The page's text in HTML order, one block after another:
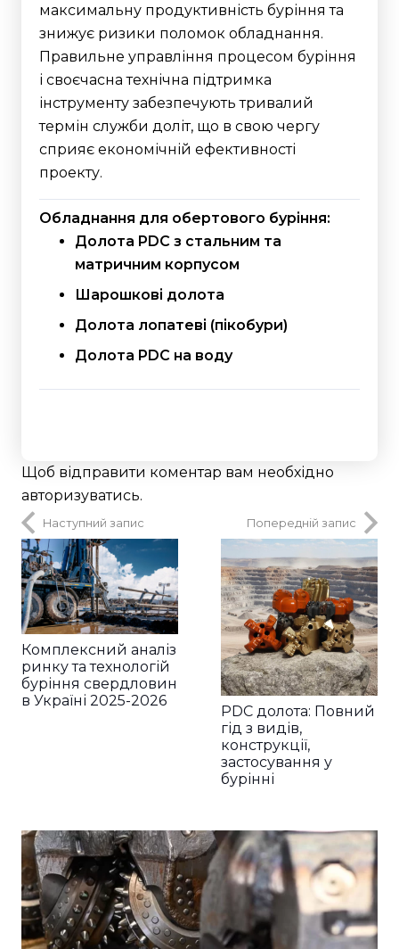
максимальну продуктивність буріння та
знижує ризики поломок обладнання.
Правильне управління процесом буріння
і своєчасна технічна підтримка
інструменту забезпечують тривалий
термін служби доліт, що в свою чергу
сприяє економічній ефективності
проекту.
Обладнання для обертового буріння:
Долота PDC з стальним та
матричним корпусом
Шарошкові долота
Долота лопатеві (пікобури)
Долота PDC на воду
Щоб відправити коментар вам необхідно
авторизуватись.
Наступний запис Попередній запис
Комплексний аналіз
ринку та технологій
буріння свердловин
в Україні 2025-2026
PDC долота: Повний
гід з видів,
конструкції,
застосування у
бурінні